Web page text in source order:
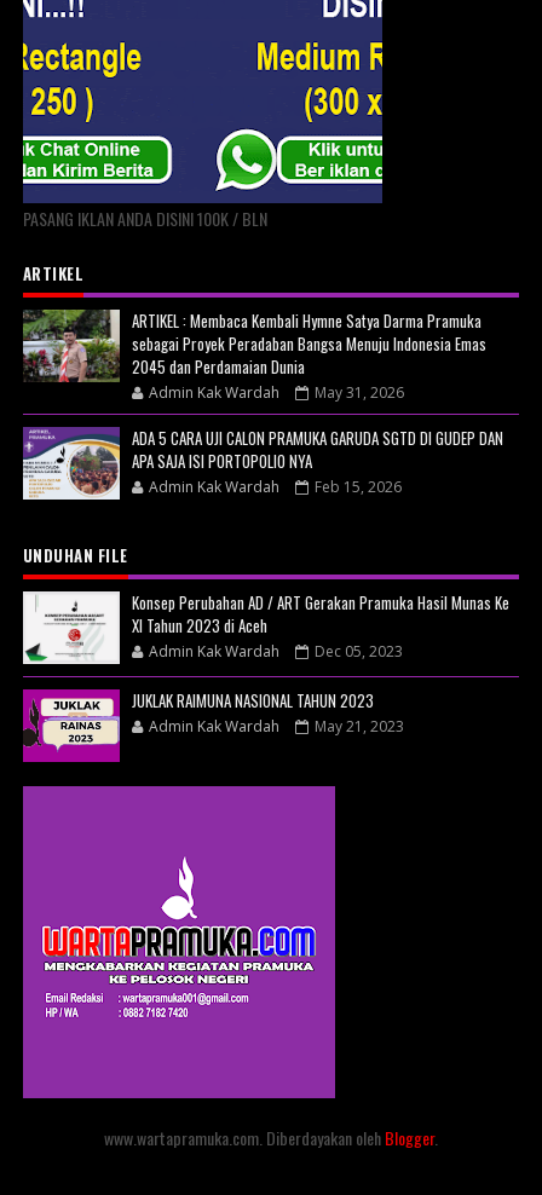
PASANG IKLAN ANDA DISINI 100K / BLN
ARTIKEL
ARTIKEL : Membaca Kembali Hymne Satya Darma Pramuka
sebagai Proyek Peradaban Bangsa Menuju Indonesia Emas
2045 dan Perdamaian Dunia
Admin Kak Wardah May 31, 2026
ADA 5 CARA UJI CALON PRAMUKA GARUDA SGTD DI GUDEP DAN
APA SAJA ISI PORTOPOLIO NYA
Admin Kak Wardah Feb 15, 2026
UNDUHAN FILE
Konsep Perubahan AD / ART Gerakan Pramuka Hasil Munas Ke
XI Tahun 2023 di Aceh
Admin Kak Wardah Dec 05, 2023
JUKLAK RAIMUNA NASIONAL TAHUN 2023
Admin Kak Wardah May 21, 2023
www.wartapramuka.com. Diberdayakan olehBlogger.